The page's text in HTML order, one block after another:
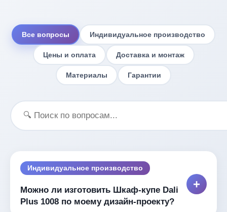
Все вопросы Индивидуальное производство
Цены и оплата Доставка и монтаж
Материалы Гарантии
Индивидуальное производство
Можно ли изготовить Шкаф-купе Dali
Plus 1008 по моему дизайн-проекту?
+